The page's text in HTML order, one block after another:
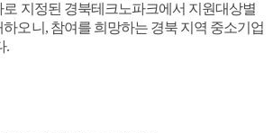
지정된 경북테크노파크에서 지원대상별
오니, 참여를 희망하는 경북 지역 중소기업
.